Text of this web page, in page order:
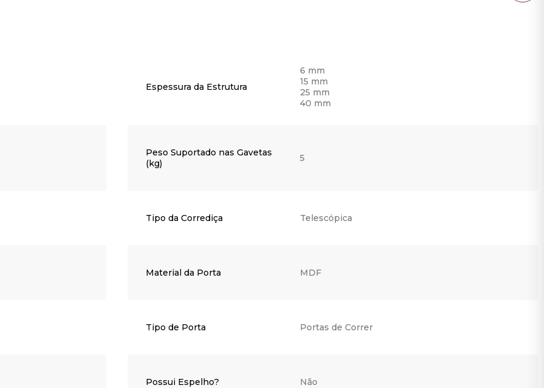
Espessura da Estrutura
6 mm
15 mm
25 mm
40 mm
Peso Suportado nas Gavetas
(kg)
5
Tipo da Corrediça Telescópica
Material da Porta MDF
Tipo de Porta Portas de Correr
Possui Espelho? Não